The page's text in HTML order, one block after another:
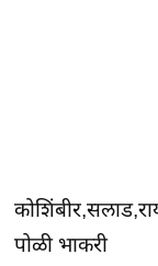
पोळी भाकरी